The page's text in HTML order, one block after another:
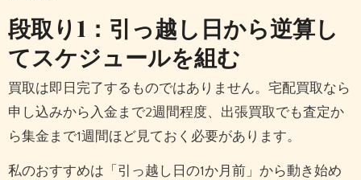
段取り1：引っ越し日から逆算し
てスケジュールを組む
買取は即日完了するものではありません。宅配買取なら
申し込みから入金まで2週間程度、出張買取でも査定か
ら集金まで1週間ほど見ておく必要があります。
私のおすすめは「引っ越し日の1か月前」から動き始め